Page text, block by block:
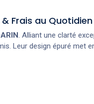
Frais au Quotidien
. Alliant une clarté
Leur design épuré met